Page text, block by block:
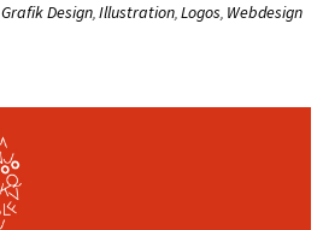
Grafik Design, Illustration, Logos, Webdesign